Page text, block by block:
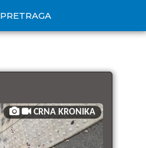
PRETRAGA
CRNA KRONIKA